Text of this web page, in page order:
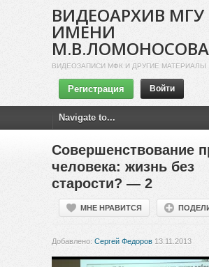
ВИДЕОАРХИВ МГУ
ИМЕНИ
М.В.ЛОМОНОСОВА
ВИДЕОЗАПИСИ МФК И ДРУГИЕ МАТЕРИАЛЫ
Регистрация Войти
Совершенствование
человека: жизнь без
старости? — 2
МНЕ НРАВИТСЯ
Добавлено: Сергей Федоров 13.11.2013